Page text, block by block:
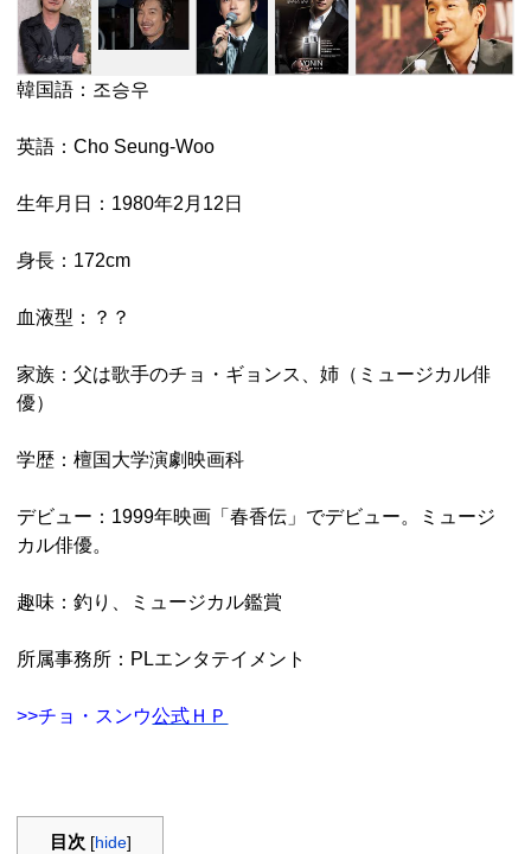
韓国語：조승우
英語：Cho Seung-Woo
生年月日：1980年2月12日
身長：172cm
血液型：？？
家族：父は歌手のチョ・ギョンス、姉（ミュージカル俳
優）
学歴：檀国大学演劇映画科
デビュー：1999年映画「春香伝」でデビュー。ミュージ
カル俳優。
趣味：釣り、ミュージカル鑑賞
所属事務所：PLエンタテイメント
>>チョ・スンウ公式ＨＰ
目次 [hide]